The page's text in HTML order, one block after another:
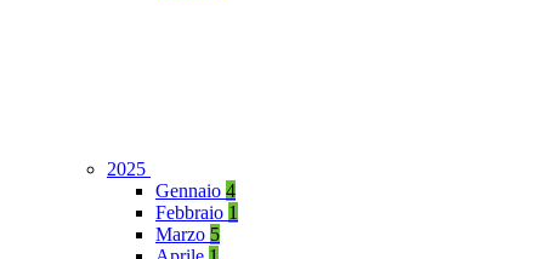
2025
Gennaio 4
Febbraio 1
Marzo 5